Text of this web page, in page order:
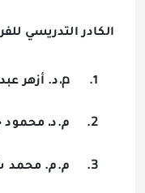
الكادر التدريسي
1
. م.د. أزهر
2
. م.د. محمود
3
. م.م. محمد